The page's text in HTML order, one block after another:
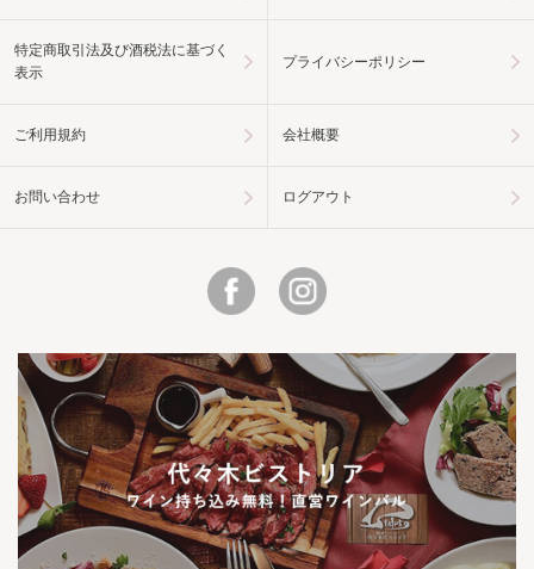
特定商取引法及び酒税法に基づく
表示
プライバシーポリシー
ご利用規約 会社概要
お問い合わせ ログアウト
Facebook